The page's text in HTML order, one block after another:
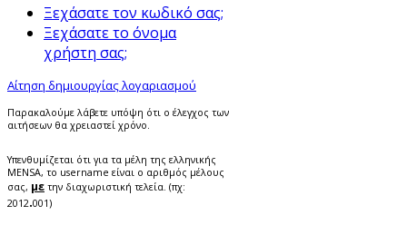
Ξεχάσατε τον κωδικό σας;
Ξεχάσατε το όνομα
χρήστη σας;
Αίτηση δημιουργίας λογαριασμού
Παρακαλούμε λάβετε υπόψη ότι ο έλεγχος των
αιτήσεων θα χρειαστεί χρόνο.
Υπενθυμίζεται ότι για τα μέλη της ελληνικής
MENSA, το username είναι ο αριθμός μέλους
σας, με την διαχωριστική τελεία. (πχ:
2012.001)